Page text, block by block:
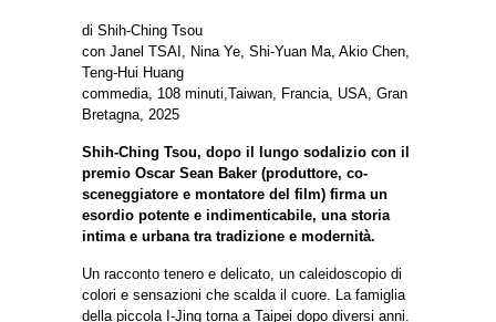
di Shih-Ching Tsou
con Janel TSAI, Nina Ye, Shi-Yuan Ma, Akio Chen,
Teng-Hui Huang
commedia, 108 minuti,Taiwan, Francia, USA, Gran
Bretagna, 2025
Shih-Ching Tsou, dopo il lungo sodalizio con il
premio Oscar Sean Baker (produttore, co-
sceneggiatore e montatore del film) firma un
esordio potente e indimenticabile, una storia
intima e urbana tra tradizione e modernità.
Un racconto tenero e delicato, un caleidoscopio di
colori e sensazioni che scalda il cuore. La famiglia
della piccola I-Jing torna a Taipei dopo diversi anni.